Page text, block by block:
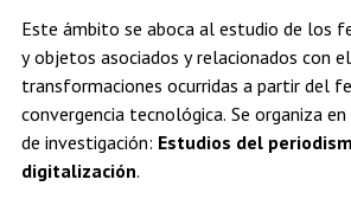
INTERNACIONAL
ADMISIÓN
PERIODISMO
Este ámbito se aboca al estudio de los
y objetos asociados y relacionados con
transformaciones ocurridas a partir del
convergencia tecnológica. Se organiza
de investigación: Estudios del
digitalización.